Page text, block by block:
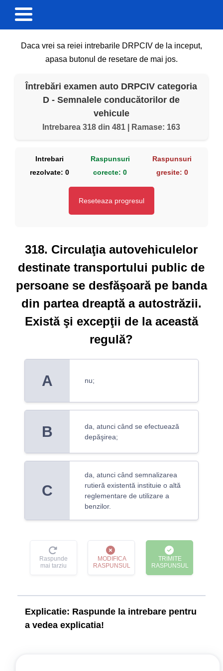
Daca vrei sa reiei intrebarile DRPCIV de la inceput,
apasa butonul de resetare de mai jos.
Întrebări examen auto DRPCIV categoria
D - Semnalele conducătorilor de
vehicule
Intrebarea 318 din 481 | Ramase: 163
Intrebari
rezolvate: 0
Raspunsuri
corecte:0
Raspunsuri
gresite: 0
Reseteaza progresul
318. Circulaţia autovehiculelor
destinate transportului public de
persoane se desfăşoară pe banda
din partea dreaptă a autostrăzii.
Există şi excepţii de la această
regulă?
A nu;
B
da, atunci când se efectuează
depăşirea;
C
da, atunci când semnalizarea
rutieră existentă instituie o altă
reglementare de utilizare a
benzilor.
Raspunde
mai tarziu
MODIFICA
RASPUNSUL
TRIMITE
RASPUNSUL
Explicatie: Raspunde la intrebare pentru
a vedea explicatia!